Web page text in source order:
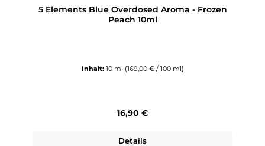
5 Elements Blue Overdosed Aroma - Frozen
Peach 10ml
Inhalt: 10 ml (169,00 € / 100 ml)
Regulärer Preis:
16,90 €
Details